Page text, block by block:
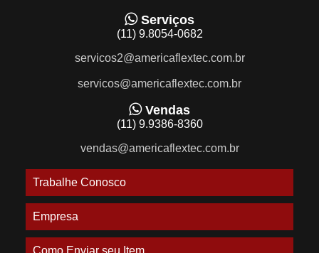
Serviços
(11) 9.8054-0682
servicos2@americaflextec.com.br
servicos@americaflextec.com.br
Vendas
(11) 9.9386-8360
vendas@americaflextec.com.br
Trabalhe Conosco
Empresa
Como Enviar seu Item